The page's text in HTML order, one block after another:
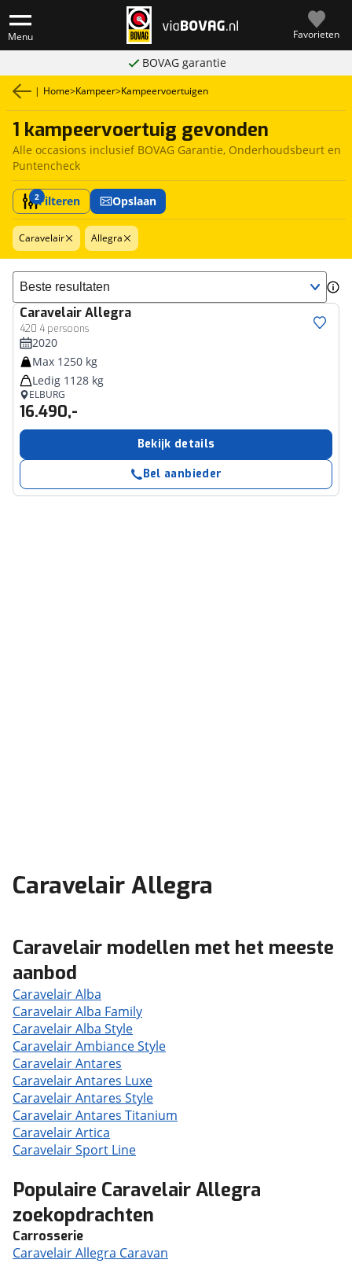
Menu Favorieten
BOVAG garantie
| Home>Kampeer>Kampeervoertuigen
1 kampeervoertuig gevonden
Alle occasions inclusief BOVAG Garantie, Onderhoudsbeurt en
Puntencheck
2Filteren Opslaan
Caravelair Allegra
Sorteer resultaten
CaravelairAllegra
420 4 persoons
2020
Max 1250 kg
Ledig 1128 kg
ELBURG
16.490,-
Bekijk details
Bel aanbieder
Caravelair Allegra
Caravelair modellen met het meeste
aanbod
Caravelair Alba
Caravelair Alba Family
Caravelair Alba Style
Caravelair Ambiance Style
Caravelair Antares
Caravelair Antares Luxe
Caravelair Antares Style
Caravelair Antares Titanium
Caravelair Artica
Caravelair Sport Line
Populaire Caravelair Allegra
zoekopdrachten
Carrosserie
Caravelair Allegra Caravan